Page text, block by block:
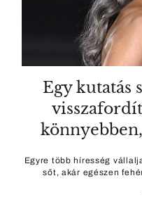
Egy kutatás
Egyre több híresség
sőt, akár egészen